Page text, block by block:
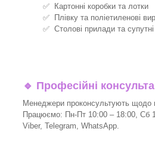
✅ Картонні коробки та лотки
✅ Плівку та поліетиленові
✅ Столові прилади та
🔹 Професійні
Менеджери проконсультують щодо
Працюємо: Пн-Пт 10:00 – 18:00, Сб
Viber, Telegram, WhatsApp.